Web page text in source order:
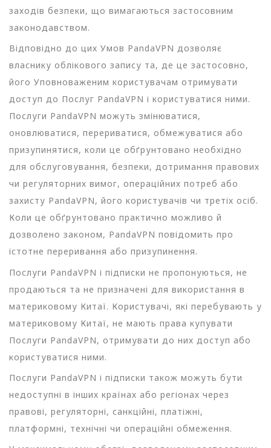
заходів безпеки, що вимагаються застосовним
законодавством.
Відповідно до цих Умов PandaVPN дозволяє
власнику облікового запису та, де це застосовно,
його Уповноваженим користувачам отримувати
доступ до Послуг PandaVPN і користуватися ними.
Послуги PandaVPN можуть змінюватися,
оновлюватися, перериватися, обмежуватися або
призупинятися, коли це обґрунтовано необхідно
для обслуговування, безпеки, дотримання правових
чи регуляторних вимог, операційних потреб або
захисту PandaVPN, його користувачів чи третіх осіб.
Коли це обґрунтовано практично можливо й
дозволено законом, PandaVPN повідомить про
істотне переривання або призупинення.
Послуги PandaVPN і підписки не пропонуються, не
продаються та не призначені для використання в
материковому Китаї. Користувачі, які перебувають у
материковому Китаї, не мають права купувати
Послуги PandaVPN, отримувати до них доступ або
користуватися ними.
Послуги PandaVPN і підписки також можуть бути
недоступні в інших країнах або регіонах через
правові, регуляторні, санкційні, платіжні,
платформні, технічні чи операційні обмеження.